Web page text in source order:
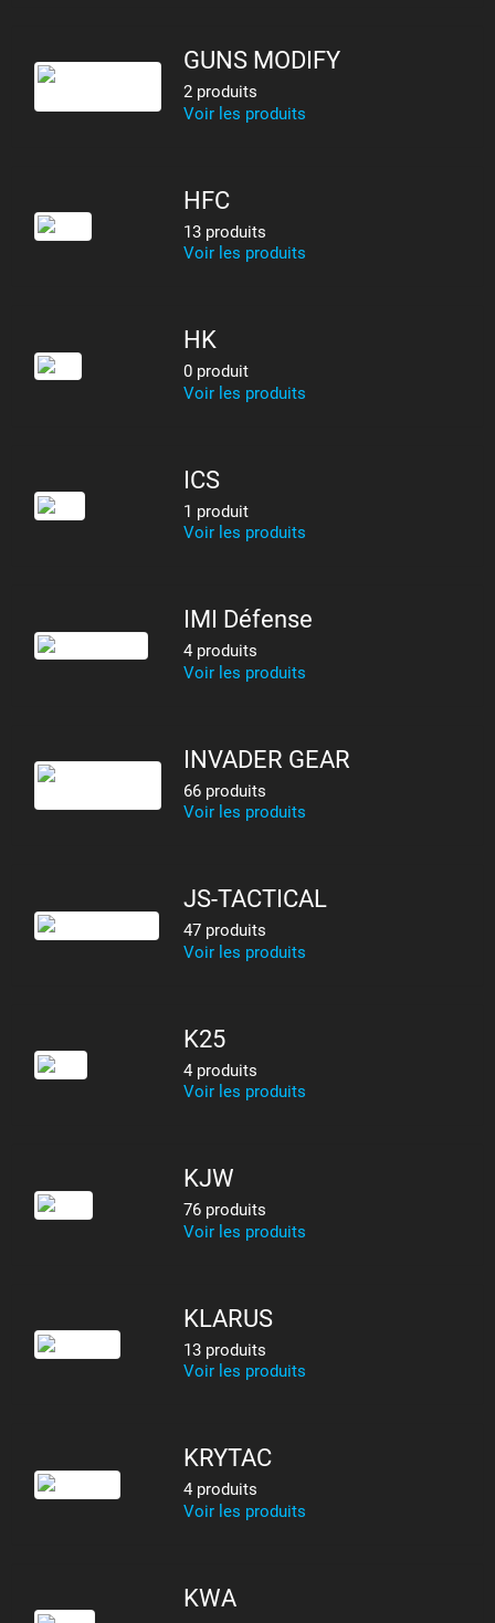
GUNS MODIFY
2 produits
Voir les produits
HFC
13 produits
Voir les produits
HK
0 produit
Voir les produits
ICS
1 produit
Voir les produits
IMI Défense
4 produits
Voir les produits
INVADER GEAR
66 produits
Voir les produits
JS-TACTICAL
47 produits
Voir les produits
K25
4 produits
Voir les produits
KJW
76 produits
Voir les produits
KLARUS
13 produits
Voir les produits
KRYTAC
4 produits
Voir les produits
KWA